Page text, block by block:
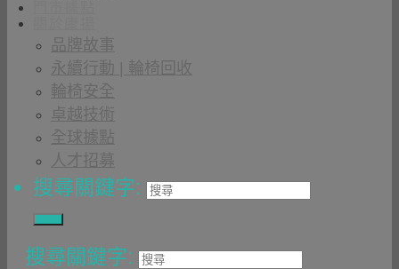
品牌故事
永續行動 | 輪椅回收
輪椅安全
卓越技術
全球據點
人才招募
搜尋關鍵字:
搜尋關鍵字: